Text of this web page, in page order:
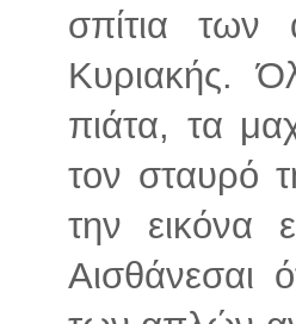
σπίτια
Κυριακής.
πιάτα, τα
τον σταυρό
την εικόνα
Αισθάνεσαι